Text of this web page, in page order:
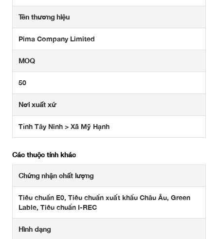
Tên thương hiệu
Pima Company Limited
MOQ
50
Nơi xuất xứ
Tỉnh Tây Ninh > Xã Mỹ Hạnh
Các thuộc tính khác
Chứng nhận chất lượng
Tiêu chuẩn E0, Tiêu chuẩn xuất khẩu Châu Âu, Green
Lable, Tiêu chuẩn I-REC
Hình dạng